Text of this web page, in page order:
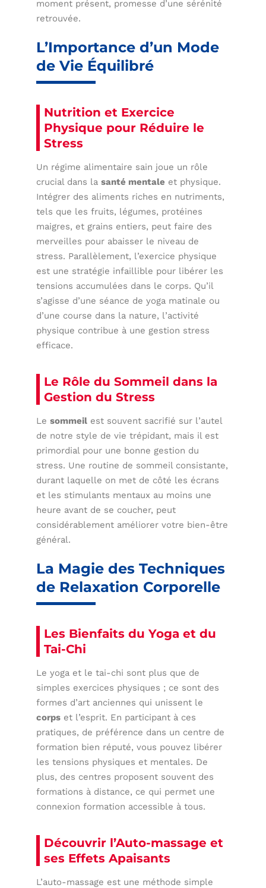
moment présent, promesse d’une sérénité
retrouvée.
L’Importance d’un Mode
de Vie Équilibré
Nutrition et Exercice
Physique pour Réduire le
Stress
Un régime alimentaire sain joue un rôle
crucial dans lasanté mentale et physique.
Intégrer des aliments riches en nutriments,
tels que les fruits, légumes, protéines
maigres, et grains entiers, peut faire des
merveilles pour abaisser le niveau de
stress. Parallèlement, l’exercice physique
est une stratégie infaillible pour libérer les
tensions accumulées dans le corps. Qu’il
s’agisse d’une séance de yoga matinale ou
d’une course dans la nature, l’activité
physique contribue à une gestion stress
efficace.
Le Rôle du Sommeil dans la
Gestion du Stress
Lesommeil est souvent sacrifié sur l’autel
de notre style de vie trépidant, mais il est
primordial pour une bonne gestion du
stress. Une routine de sommeil consistante,
durant laquelle on met de côté les écrans
et les stimulants mentaux au moins une
heure avant de se coucher, peut
considérablement améliorer votre bien-être
général.
La Magie des Techniques
de Relaxation Corporelle
Les Bienfaits du Yoga et du
Tai-Chi
Le yoga et le tai-chi sont plus que de
simples exercices physiques ; ce sont des
formes d’art anciennes qui unissent le
corps et l’esprit. En participant à ces
pratiques, de préférence dans un centre de
formation bien réputé, vous pouvez libérer
les tensions physiques et mentales. De
plus, des centres proposent souvent des
formations à distance, ce qui permet une
connexion formation accessible à tous.
Découvrir l’Auto-massage et
ses Effets Apaisants
L’auto-massage est une méthode simple